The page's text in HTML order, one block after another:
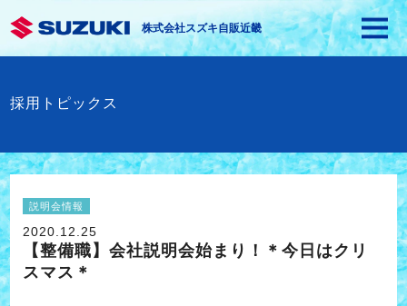
株式会社スズキ自販近畿
採用トピックス
説明会情報
2020.12.25
【整備職】会社説明会始まり！＊今日はクリ
スマス＊